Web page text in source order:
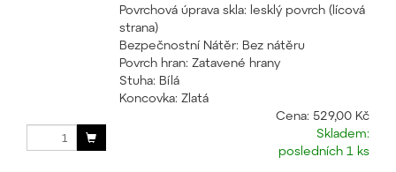
Povrchová úprava skla: lesklý povrch (lícová
strana)
Bezpečnostní Nátěr: Bez nátěru
Povrch hran: Zatavené hrany
Stuha: Bílá
Koncovka: Zlatá
Cena: 529,00 Kč
Skladem:
posledních 1 ks